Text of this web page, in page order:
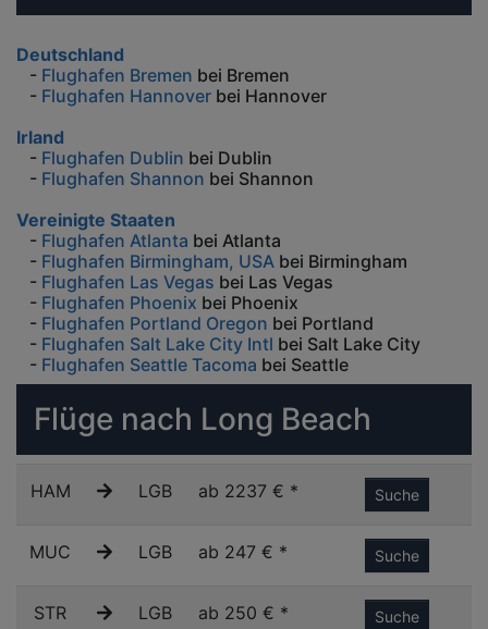
Deutschland
- Flughafen Bremen bei Bremen
- Flughafen Hannover bei Hannover
Irland
- Flughafen Dublin bei Dublin
- Flughafen Shannon bei Shannon
Vereinigte Staaten
- Flughafen Atlanta bei Atlanta
- Flughafen Birmingham, USA bei Birmingham
- Flughafen Las Vegas bei Las Vegas
- Flughafen Phoenix bei Phoenix
- Flughafen Portland Oregon bei Portland
- Flughafen Salt Lake City Intl bei Salt Lake City
- Flughafen Seattle Tacoma bei Seattle
Flüge nach Long Beach
HAM LGB ab 2237 € * Suche
MUC LGB ab 247 € * Suche
STR LGB ab 250 € * Suche